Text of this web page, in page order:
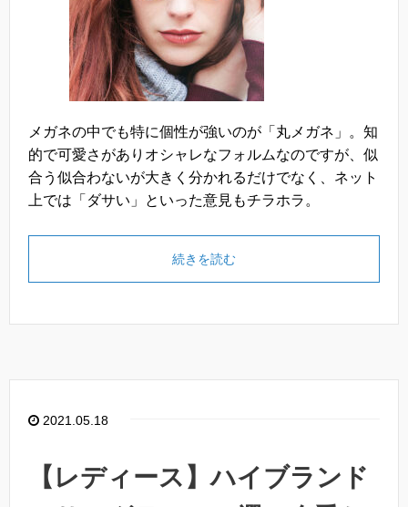
メガネの中でも特に個性が強いのが「丸メガネ」。知
的で可愛さがありオシャレなフォルムなのですが、似
合う似合わないが大きく分かれるだけでなく、ネット
上では「ダサい」といった意見もチラホラ。
続きを読む
2021.05.18
【レディース】ハイブランド